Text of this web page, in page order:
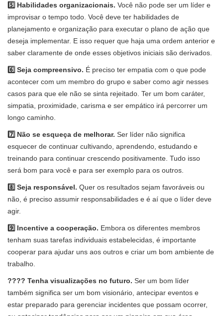
5️⃣ Habilidades organizacionais. Você não pode ser um líder e
improvisar o tempo todo. Você deve ter habilidades de
planejamento e organização para executar o plano de ação que
deseja implementar. E isso requer que haja uma ordem anterior e
saber claramente de onde esses objetivos iniciais são derivados.
6️⃣ Seja compreensivo. É preciso ter empatia com o que pode
acontecer com um membro do grupo e saber como agir nesses
casos para que ele não se sinta rejeitado. Ter um bom caráter,
simpatia, proximidade, carisma e ser empático irá percorrer um
longo caminho.
7️⃣ Não se esqueça de melhorar. Ser líder não significa
esquecer de continuar cultivando, aprendendo, estudando e
treinando para continuar crescendo positivamente. Tudo isso
será bom para você e para ser exemplo para os outros.
8️⃣ Seja responsável. Quer os resultados sejam favoráveis ​​ou
não, é preciso assumir responsabilidades e é aí que o líder deve
agir.
9️⃣ Incentive a cooperação. Embora os diferentes membros
tenham suas tarefas individuais estabelecidas, é importante
cooperar para ajudar uns aos outros e criar um bom ambiente de
trabalho.
???? Tenha visualizações no futuro. Ser um bom líder
também significa ser um bom visionário, antecipar eventos e
estar preparado para gerenciar incidentes que possam ocorrer,